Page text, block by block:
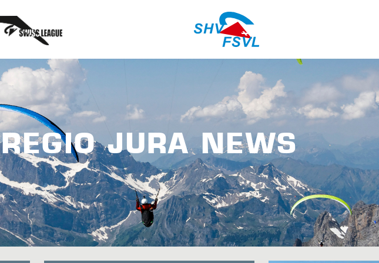
REGIO JURA NEWS